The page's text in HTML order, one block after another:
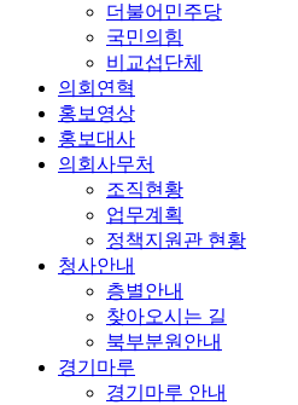
더불어민주당
국민의힘
비교섭단체
의회연혁
홍보영상
홍보대사
의회사무처
조직현황
업무계획
정책지원관 현황
청사안내
층별안내
찾아오시는 길
북부분원안내
경기마루
경기마루 안내